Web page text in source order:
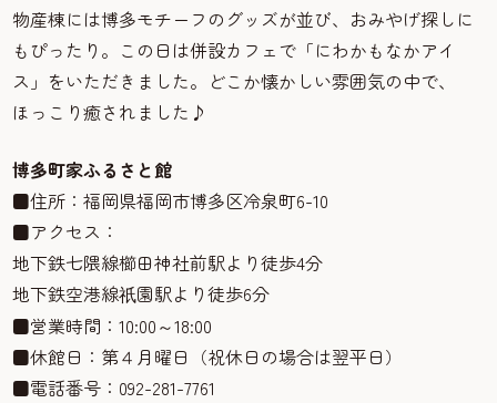
物産棟には博多モチーフのグッズが並び、おみやげ探しに
もぴったり。この日は併設カフェで「にわかもなかアイ
ス」をいただきました。どこか懐かしい雰囲気の中で、
ほっこり癒されました♪
博多町家ふるさと館
■住所：福岡県福岡市博多区冷泉町6-10
■アクセス：
地下鉄七隈線櫛田神社前駅より徒歩4分
地下鉄空港線祇園駅より徒歩6分
■営業時間：10:00～18:00
■休館日：第４月曜日（祝休日の場合は翌平日）
■電話番号：092-281-7761